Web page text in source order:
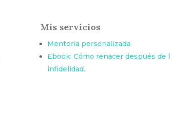
Mis servicios
Mentoría personalizada
Ebook: Cómo renacer después de
infidelidad.